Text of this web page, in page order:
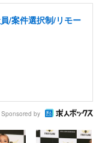
/案件選択制/リモー
Sponsored by